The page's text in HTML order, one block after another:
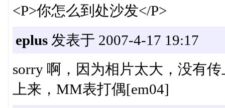
<P>你怎么到处沙发</P>
eplus发表于 2007-4-17 19:17
sorry 啊，因为相片太大，没有
上来，MM表打偶[em04]